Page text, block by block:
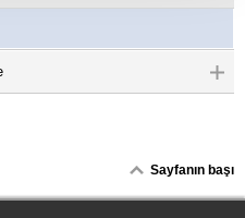
Sayfanın başı